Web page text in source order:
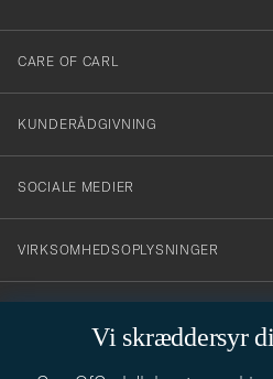
Vi skræddersyr
dig
till
vårt
nyhetsbrev!
CARE OF CARL
KUNDERÅDGIVNING
SOCIALE MEDIER
VIRKSOMHEDSOPLYSNINGER